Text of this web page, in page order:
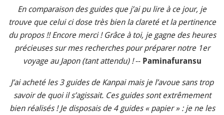
En comparaison des guides que j’ai pu lire à ce jour, je
trouve que celui ci dose très bien la clareté et la pertinence
du propos !! Encore merci ! Grâce à toi, je gagne des heures
précieuses sur mes recherches pour préparer notre 1er
voyage au Japon (tant attendu) !-- Paminafuransu
J’ai acheté les 3 guides de Kanpai mais je l’avoue sans trop
savoir de quoi il s’agissait. Ces guides sont extrêmement
bien réalisés ! Je disposais de 4 guides « papier » : je ne les